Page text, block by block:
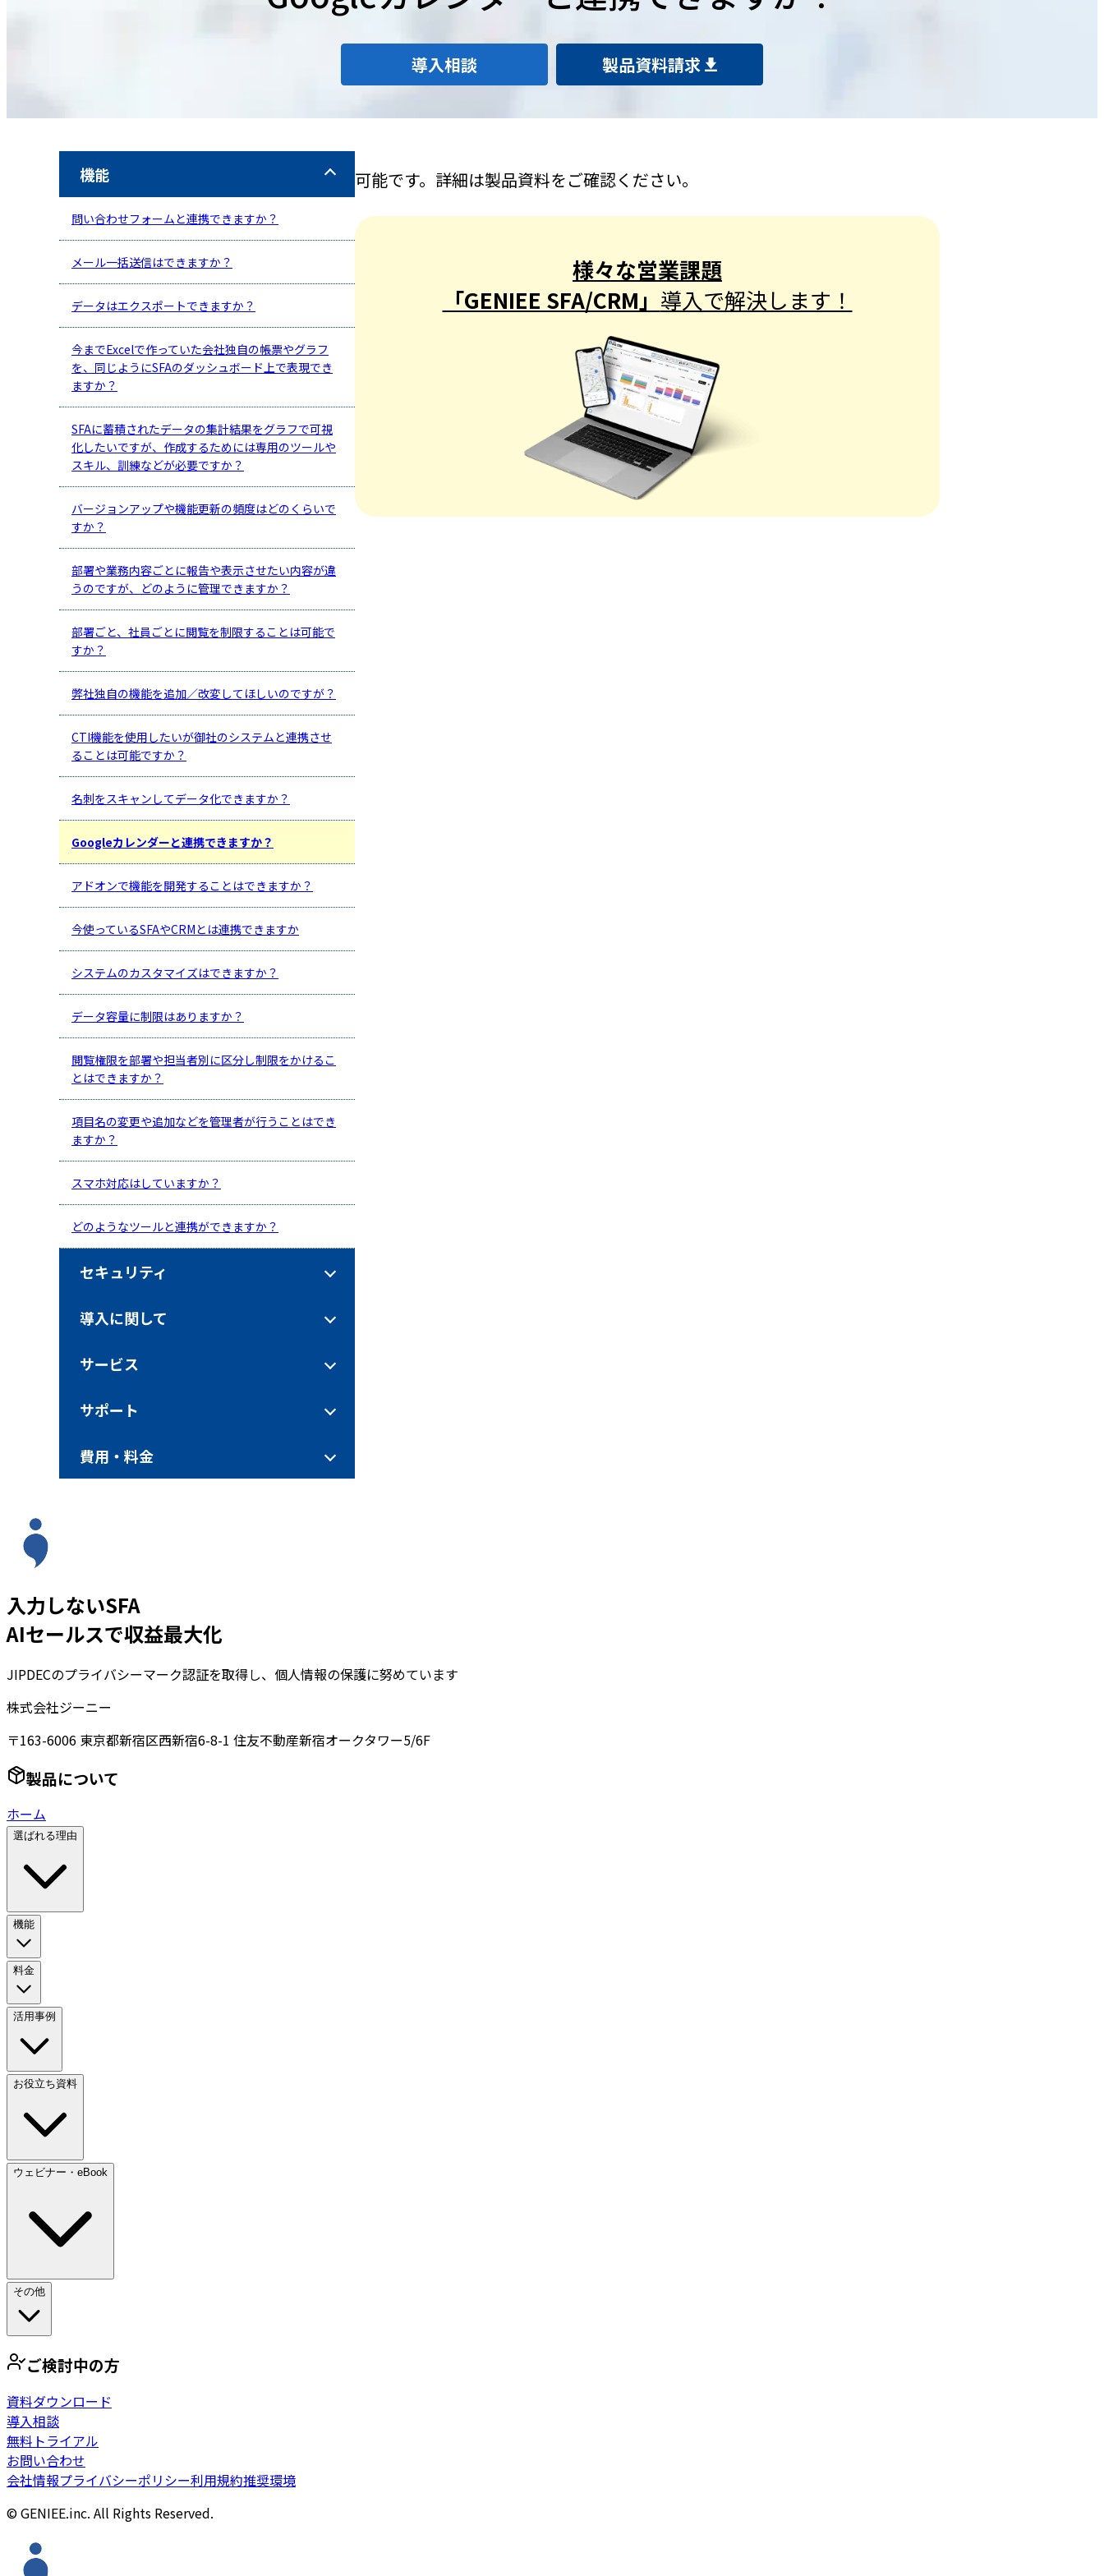
導入相談 製品資料請求
機能
問い合わせフォームと連携できますか？
メール一括送信はできますか？
データはエクスポートできますか？
今までExcelで作っていた会社独自の帳票やグラフ
を、同じようにSFAのダッシュボード上で表現でき
ますか？
SFAに蓄積されたデータの集計結果をグラフで可視
化したいですが、作成するためには専用のツールや
スキル、訓練などが必要ですか？
バージョンアップや機能更新の頻度はどのくらいで
すか？
部署や業務内容ごとに報告や表示させたい内容が違
うのですが、どのように管理できますか？
部署ごと、社員ごとに閲覧を制限することは可能で
すか？
弊社独自の機能を追加／改変してほしいのですが？
CTI機能を使用したいが御社のシステムと連携させ
ることは可能ですか？
名刺をスキャンしてデータ化できますか？
Googleカレンダーと連携できますか？
アドオンで機能を開発することはできますか？
今使っているSFAやCRMとは連携できますか
システムのカスタマイズはできますか？
データ容量に制限はありますか？
閲覧権限を部署や担当者別に区分し制限をかけるこ
とはできますか？
項目名の変更や追加などを管理者が行うことはでき
ますか？
スマホ対応はしていますか？
どのようなツールと連携ができますか？
セキュリティ
導入に関して
サービス
サポート
費用・料金
可能です。詳細は製品資料をご確認ください。
様々な営業課題
「GENIEE SFA/CRM」 導入で解決します！
入力しないSFA
AIセールスで収益最大化
JIPDECのプライバシーマーク認証を取得し、個人情報の保護に努めています
株式会社ジーニー
〒163-6006 東京都新宿区西新宿6-8-1 住友不動産新宿オークタワー5/6F
製品について
ホーム
選ばれる理由
機能
料金
活用事例
お役立ち資料
ウェビナー・eBook
その他
ご検討中の方
資料ダウンロード
導入相談
無料トライアル
お問い合わせ
会社情報プライバシーポリシー利用規約推奨環境
© GENIEE.inc. All Rights Reserved.